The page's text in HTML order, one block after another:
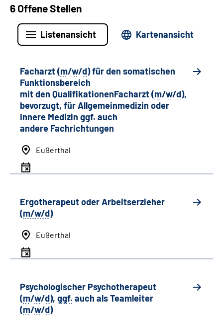
6 Offene Stellen
Listenansicht Kartenansicht
Facharzt (m/w/d) für den somatischen
Funktionsbereich
mit den QualifikationenFacharzt (m/w/d),
bevorzugt, für Allgemeinmedizin oder
Innere Medizin ggf. auch
andere Fachrichtungen
Eußerthal
Ergotherapeut oder Arbeitserzieher
(m/w/d)
Eußerthal
Psychologischer Psychotherapeut
(m/w/d), ggf. auch alsTeamleiter
(m/w/d)